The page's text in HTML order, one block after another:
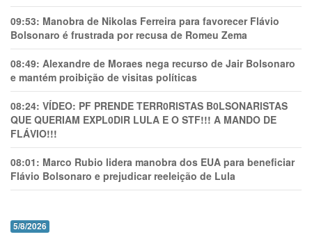
09:53: Manobra de Nikolas Ferreira para favorecer Flávio
Bolsonaro é frustrada por recusa de Romeu Zema
08:49: Alexandre de Moraes nega recurso de Jair Bolsonaro
e mantém proibição de visitas políticas
08:24: VÍDEO: PF PRENDE TERR0RlSTAS B0LSONARlSTAS
QUE QUERIAM EXPL0DlR LULA E O STF!!! A MANDO DE
FLÁVIO!!!
08:01: Marco Rubio lidera manobra dos EUA para beneficiar
Flávio Bolsonaro e prejudicar reeleição de Lula
5/8/2026